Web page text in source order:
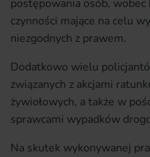
postępowania osób,
czynności mające na celu
niezgodnych z prawem.
Dodatkowo wielu
związanych z akcjami
żywiołowych, a także w
sprawcami wypadków
Na skutek wykonywanej